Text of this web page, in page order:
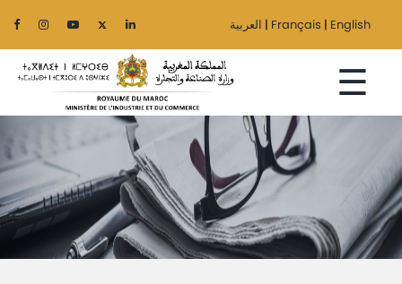
العربية | Français | English
☰
Accueil
Le
Ministère